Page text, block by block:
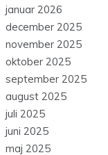
januar 2026
december 2025
november 2025
oktober 2025
september 2025
august 2025
juli 2025
juni 2025
maj 2025